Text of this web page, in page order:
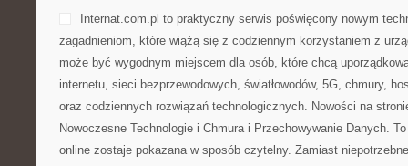
Internat.com.pl to praktyczny serwis poświęcony nowym
zagadnieniom, które wiążą się z codziennym korzystaniem z
może być wygodnym miejscem dla osób, które chcą
internetu, sieci bezprzewodowych, światłowodów, 5G, chmury,
oraz codziennych rozwiązań technologicznych. Nowości na
Nowoczesne Technologie i Chmura i Przechowywanie Danych.
online zostaje pokazana w sposób czytelny. Zamiast